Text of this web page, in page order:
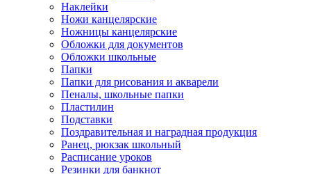
Наклейки
Ножи канцелярские
Ножницы канцелярские
Обложки для документов
Обложки школьные
Папки
Папки для рисования и акварели
Пеналы, школьные папки
Пластилин
Подставки
Поздравительная и наградная продукция
Ранец, рюкзак школьный
Расписание уроков
Резинки для банкнот